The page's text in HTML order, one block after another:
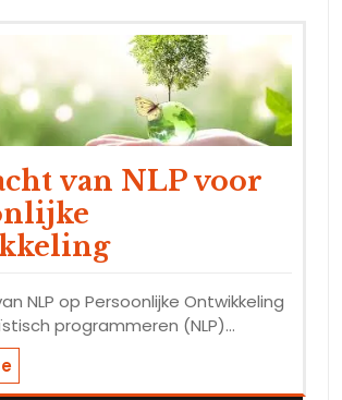
van NLP voor
NLP op Persoonlijke Ontwikkeling
programmeren (NLP)…